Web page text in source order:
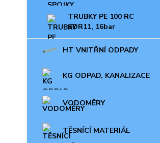
TRUBKY PE 100 RC
SDR11, 16bar
HT VNITŘNÍ ODPADY
KG ODPAD, KANALIZACE
VODOMĚRY
TĚSNÍCÍ MATERIÁL